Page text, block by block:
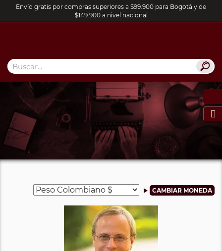
Envío gratis por compras superiores a $99.900 para Bogotá y de
$149.900 a nivel nacional
